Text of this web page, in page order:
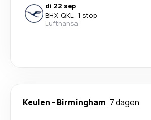
di 22 sep
BHX-QKL· 1 stop
Lufthansa
Keulen - Birmingham 7 dagen